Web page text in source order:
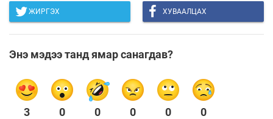
ЖИРГЭХ ХУВААЛЦАХ
Энэ мэдээ танд ямар санагдав?
3 0 0 0 0 0